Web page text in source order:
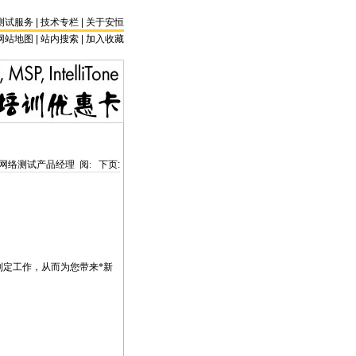
试服务 技术专栏
关于安恒
站地图 | 站内搜索 加入收藏
络测试产品经理 阅: 下页:
工作，从而为您带来*新